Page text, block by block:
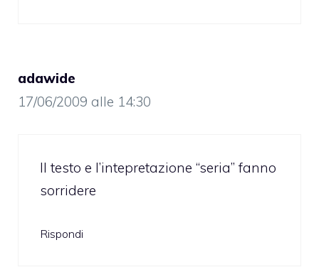
adawide
17/06/2009 alle 14:30
Il testo e l’intepretazione “seria” fanno
sorridere
Rispondi